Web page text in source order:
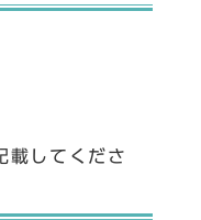
載してくださ